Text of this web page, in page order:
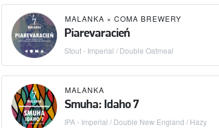
MALANKA × COMA BREWERY
Piarevaracień
Stout - Imperial / Double Oatmeal
MALANKA
Smuha: Idaho 7
IPA - Imperial / Double New England / Hazy